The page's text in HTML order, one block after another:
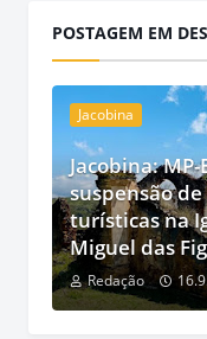
POSTAGEM EM
Jacobina
Jacobina:
suspensão
turísticas na
Miguel das
Redação